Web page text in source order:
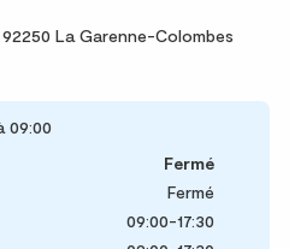
92250 La Garenne-Colombes
09:00
Fermé
Fermé
09:00-17:30